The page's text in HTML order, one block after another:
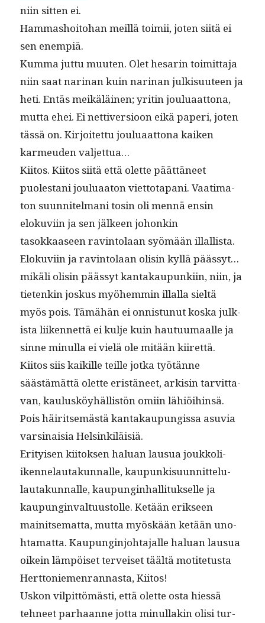
niin sit­ten ei.
Ham­mashoito­han meil­lä toimii, joten siitä ei
sen enempiä.
Kum­ma jut­tu muuten. Olet hesarin toimit­ta­ja
niin saat nar­i­nan kuin nar­i­nan julk­isu­u­teen ja
heti. Entäs meikäläi­nen; yritin joulu­aat­tona,
mut­ta ehei. Ei net­tiver­sioon eikä paperi, joten
tässä on. Kir­joitet­tu joulu­aat­tona kaiken
karmeu­den valjettua…
Kiitos. Kiitos siitä että olette päät­täneet
puolestani joulu­aa­ton viet­to­ta­pani. Vaa­ti­ma­
ton suun­nitel­mani tosin oli men­nä ensin
eloku­vi­in ja sen jäl­keen johonkin
tasokkaaseen rav­in­to­laan syömään illallista.
Eloku­vi­in ja rav­in­to­laan olisin kyl­lä päässyt…
mikäli olisin päässyt kan­takaupunki­in, niin, ja
tietenkin joskus myöhem­min illal­la sieltä
myös pois. Tämähän ei onnis­tunut kos­ka julk­
ista liiken­net­tä ei kul­je kuin hau­tu­umaalle ja
sinne min­ul­la ei vielä ole mitään kiirettä.
Kiitos siis kaikille teille jot­ka työtänne
säästämät­tä olette eristäneet, ark­isin tarvit­ta­
van, kaulusköy­häl­listön omi­in lähiöi­hin­sä.
Pois häir­it­semästä kan­takaupungis­sa asu­via
varsi­naisia Helsinkiläisiä.
Eri­tyisen kiitok­sen halu­an lausua joukkoli­
iken­nelau­takun­nalle, kaupunkisu­un­nit­telu­
lau­takun­nalle, kaupung­in­hal­li­tuk­selle ja
kaupung­in­val­tu­us­tolle. Ketään erik­seen
mainit­se­mat­ta, mut­ta myöskään ketään uno­
hta­mat­ta. Kaupung­in­jo­hta­jalle halu­an lausua
oikein läm­pöiset ter­veiset täältä motite­tus­ta
Hert­toniemen­ran­nas­ta, Kiitos!
Uskon vil­pit­tömästi, että olette osta hiessä
tehneet parhaanne jot­ta min­ul­lakin olisi tur­